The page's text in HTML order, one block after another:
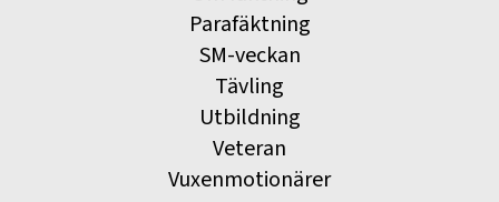
Parafäktning
SM-veckan
Tävling
Utbildning
Veteran
Vuxenmotionärer